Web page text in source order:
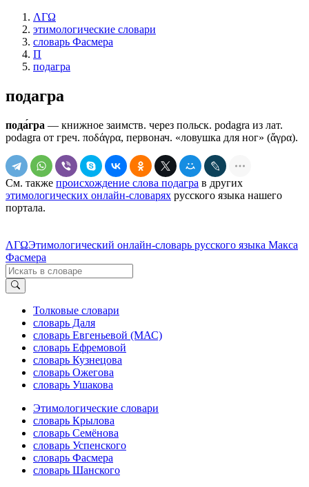
ΛΓΩ
этимологические словари
словарь Фасмера
П
подагра
подагра
пода́гра — книжное заимств. через польск. роdаgrа из лат.
роdаgrа от греч. ποδάγρα, первонач. «ловушка для ног» (ἄγρα).
См. также происхождение слова подагра в других
этимологических онлайн-словарях русского языка нашего
портала.
ΛΓΩЭтимологический онлайн-словарь русского языка Макса
Фасмера
Толковые словари
словарь Даля
словарь Евгеньевой (МАС)
словарь Ефремовой
словарь Кузнецова
словарь Ожегова
словарь Ушакова
Этимологические словари
словарь Крылова
словарь Семёнова
словарь Успенского
словарь Фасмера
словарь Шанского